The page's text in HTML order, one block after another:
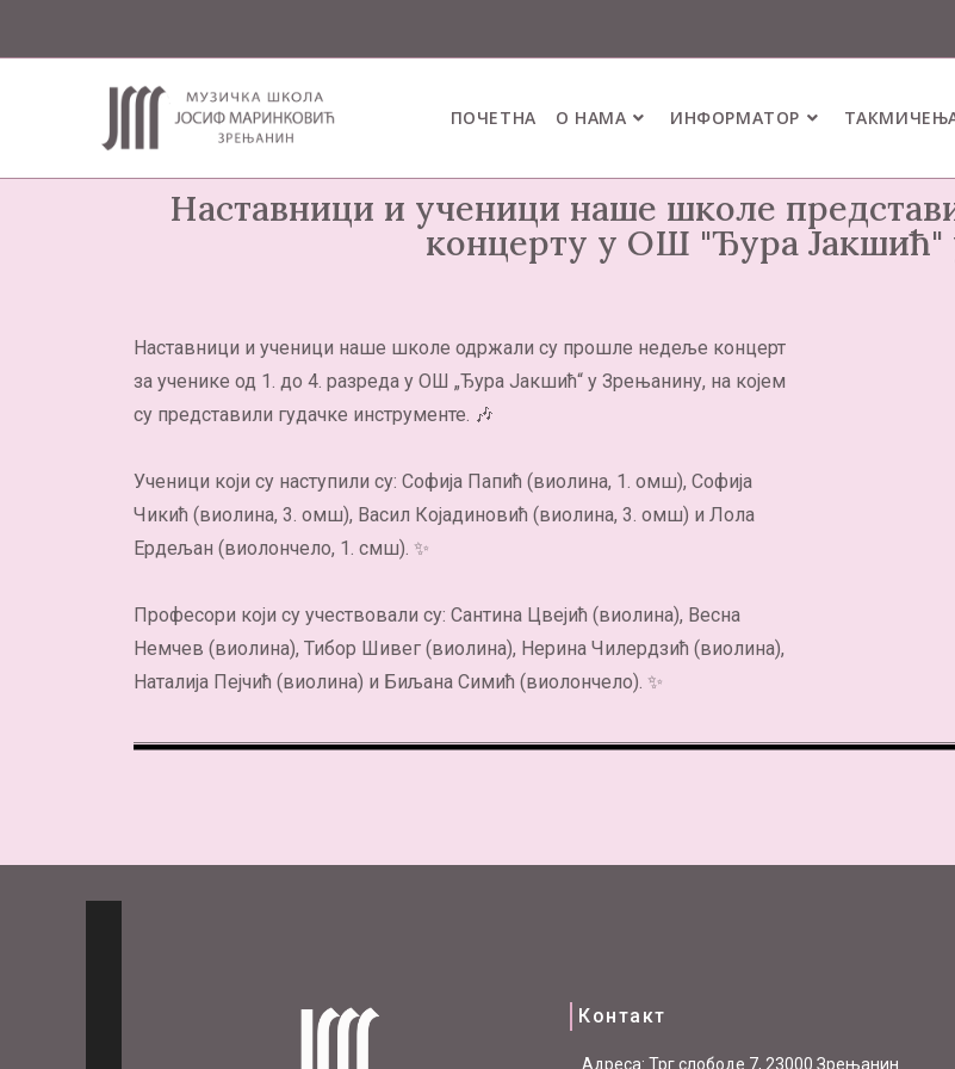
ПОЧЕТНА О НАМА ИНФОРМАТОР
Наставници и ученици наше школе
концерту у ОШ "Ђура
Наставници и ученици наше школе одржали су прошле недеље концерт
за ученике од 1. до 4. разреда у ОШ „Ђура Јакшић“ у Зрењанину, на којем
су представили гудачке инструменте. 🎶
Ученици који су наступили су: Софија Папић (виолина, 1. омш), Софија
Чикић (виолина, 3. омш), Васил Којадиновић (виолина, 3. омш) и Лола
Ердељан (виолончело, 1. смш). ✨
Професори који су учествовали су: Сантина Цвејић (виолина), Весна
Немчев (виолина), Тибор Шивег (виолина), Нерина Чилердзић (виолина),
Наталија Пејчић (виолина) и Биљана Симић (виолончело). ✨
Контакт
Aдреса: Трг слободе 7, 23000 Зрењанин